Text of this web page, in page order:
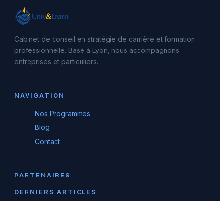
Cabinet de conseil en stratégie de carrière et formation
professionnelle. Basé à Lyon, nous accompagnons
entreprises et particuliers.
NAVIGATION
Nos Programmes
Blog
Contact
PARTENAIRES
DERNIERS ARTICLES